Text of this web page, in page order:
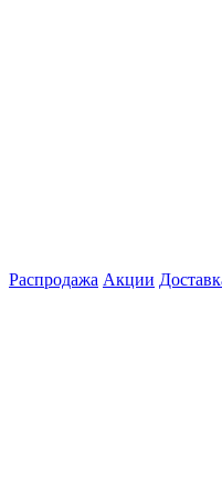
Распродажа Акции